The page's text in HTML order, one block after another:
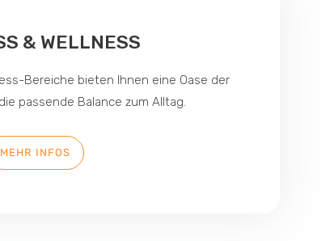
& WELLNESS
Bereiche bieten Ihnen eine Oase der
passende Balance zum Alltag.
MEHR INFOS